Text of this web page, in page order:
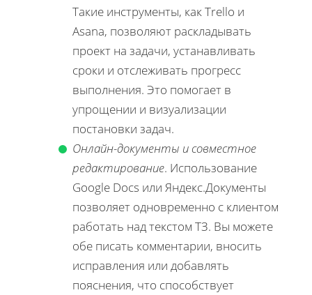
Такие инструменты, как Trello и
Asana, позволяют раскладывать
проект на задачи, устанавливать
сроки и отслеживать прогресс
выполнения. Это помогает в
упрощении и визуализации
постановки задач.
Онлайн-документы и совместное
редактирование. Использование
Google Docs или Яндекс.Документы
позволяет одновременно с клиентом
работать над текстом ТЗ. Вы можете
обе писать комментарии, вносить
исправления или добавлять
пояснения, что способствует